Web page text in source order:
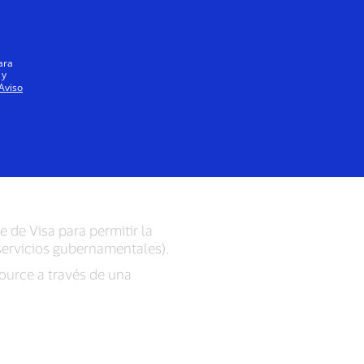
y servicios
de Visa para permitir la
gubernamentales).
a través de una